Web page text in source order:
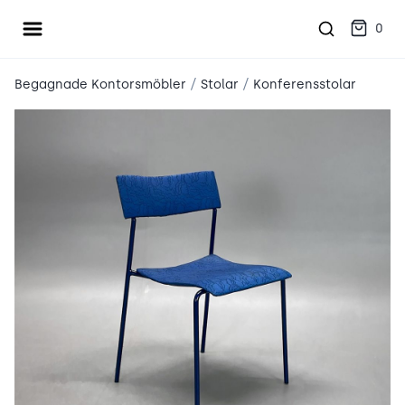
Öppna meny 0
Begagnade Kontorsmöbler / Stolar / Konferensstolar